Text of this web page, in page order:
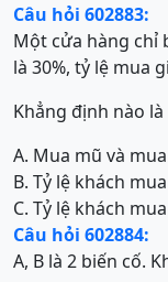
Câu hỏi 602883:
Một cửa hàng chỉ
là 30%, tỷ lệ mua
Khẳng định nào
A. Mua mũ và
B. Tỷ lệ khách
C. Tỷ lệ khách
Câu hỏi 602884:
A, B là 2 biến cố.